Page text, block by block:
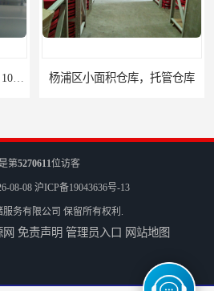
库 上海小面积仓库，全程系统化管理
嘉定区小面积仓库，电商仓库，10平起租
第5270611位访客
08-08 沪ICP备19043636号-13
务有限公司 保留所有权利.
网 免责声明 管理员入口 网站地图